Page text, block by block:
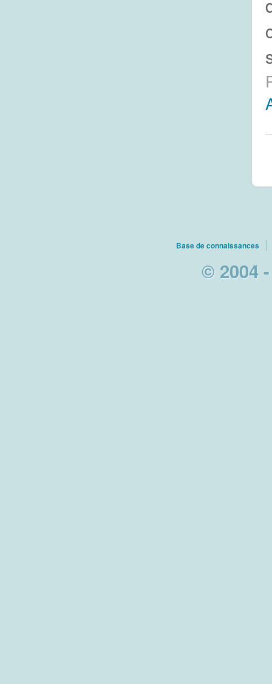
Base de connaissances
© 2004